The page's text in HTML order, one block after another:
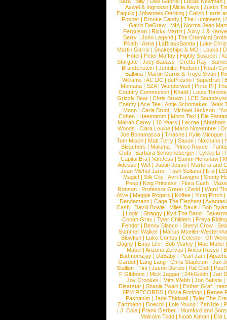
Axwel & Ingrosso | Alicia Keys | Justin
Eagulls |Johannes Oerding |Calvin Harris
Posner |Brooke Candy |The Lumineers |
Gavin DeGraw | MIA| Norma Jean
Ferguson | Ricky Martin | Juicy J &
Berry | John Legend | The Chemical
Pillath |Alma |LaBrassBanda |Luke
Martin Garrix | Snakeships & MO | Louka |
Hotel | Peter Maffay | Highly Suspect |
Stargate |Joey Badass |Gretta Ray |
Brandenstein |Jennifer Hudson |Noah
Balbina | Martin Garrix & Troye Sivan |
Williams |AC DC |dePresno |Superfruit |
Montana |SZA|Wunderwelt |Prinz Pi |
Country Communion | Khalid | Louis
Grizzly Bear | Chris Brown | LCD
Enemy | Ace Tee | Antje Schomaker | Walk
Moon |Carla Bruni |Michael Jackson |
Cohen |Haematom |Moon Taxi |Die
Mariah Carey | 10 Years | Lecrae | Abraham
Woods |Clara Louise |Mario Novembre |
Joe Bonamassa | Tinashe | Kylie Minogue |
Tom Misch |Matt Terry |Saxon |Nakhane |
Bleachers | Maluma | Prince Royce |
Gotti |Barbara Schoeneberger |Lykke Li |
Capital Bra |VanJess |Samm Henshaw |
Adesse |Wet |Justin Jesso |Marteria and
Jean Michel Jarre |Tash Sultana | Ilira |
Magic! | Silk City | Avril Lavigne | Shotty
Peep |King Princess |Flora Cash |
Ronson |Professor Green |Zedd |Ward
Alive |Maggie Rogers |Koffee |Yung Pinch |
Dendemann |Cage The Elephant |
Cash | David Bowie | Miles Davis | Bob Dylan
|Logic |Shaggy |Kyd The Band |
Conan Gray |Tyler Childers |Freya
Fender |Benny Blanco |Sheryl Crow |
Summer Walker |Marius Mueller-
Blowfish | Luke Combs | Celeste | Oh
Dagny |Easy Life |Bob Marley |Mae Muller
Mabel |Arizona Zervas |Anica Russo |
Badmomzjay |DaBaby |Pearl Jam |
Gardot | Lang Lang | Chris Stapleton | Jax
Stallion |Tini |Jason Derulo |Kid Cudi |Paul
F Gibbons | Mick Jagger | 24kGoldn | Jan
Joy Crookes | Mimi Webb | Jon Batiste |
Disarstar | Shania Twain | Esther Graf |
6PM RECORDS | Olivia Rodrigo | Renee
Pashanim |Jade Thirlwall |Tyler The
Zartmann | Doechii | Lola Young | Zah1de |
| J. Cole | Frank Gerber | Mumford and Sons
Malcolm Todd | Noah Kahan | Ella